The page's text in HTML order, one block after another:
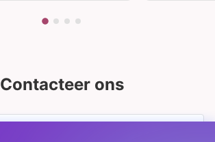
Contacteer ons